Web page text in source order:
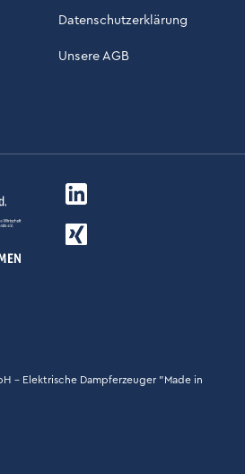
Datenschutzerklärung
Unsere AGB
LinkIn Link
- Elektrische Dampferzeuger "Made in